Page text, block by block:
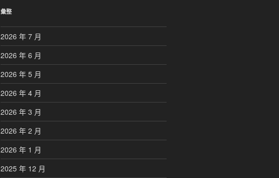
彙整
2026 年 7 月
2026 年 6 月
2026 年 5 月
2026 年 4 月
2026 年 3 月
2026 年 2 月
2026 年 1 月
2025 年 12 月